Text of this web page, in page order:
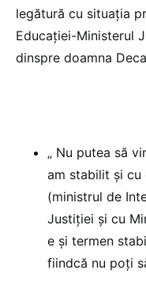
legătură cu situația
Educației-Ministerul
dinspre doamna
„ Nu putea să
am stabilit și cu
(ministrul de
Justiției și cu
e și termen
fiindcă nu poți